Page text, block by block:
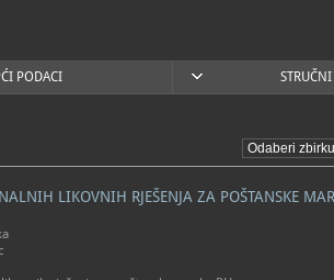
PODACI
LIKOVNIH RJEŠENJA ZA POŠTANSKE